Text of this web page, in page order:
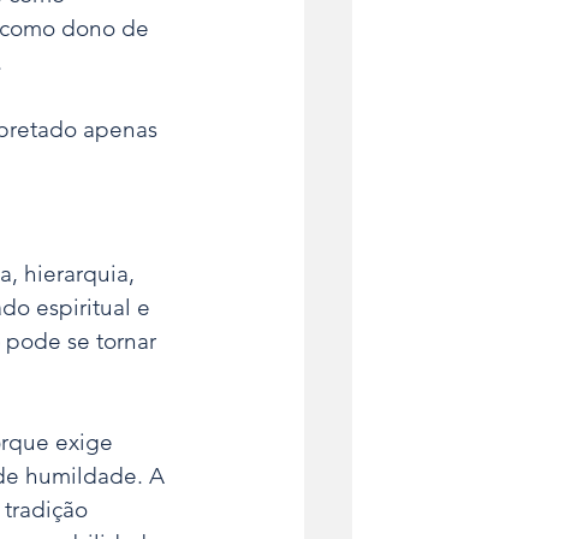
dono de
apenas
hierarquia,
espiritual e
se tornar
exige
humildade. A